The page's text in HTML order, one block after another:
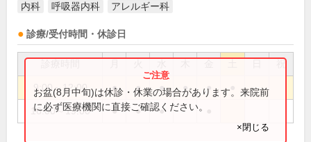
内科 呼吸器内科 アレルギー科
診療/受付時間・休診日
祝
9:00～12:00 ● ● ● ● ●
16:00～19:00 ● ● ●
お盆(8月中旬)は休診・休業の場合があります。来院前
に必ず医療機関に直接ご確認ください。
×閉じる